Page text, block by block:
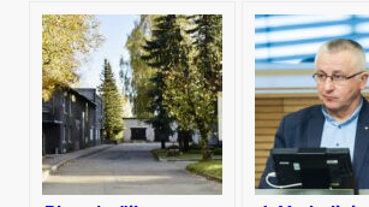
krito 8, Rietavo – 3
pilkiai